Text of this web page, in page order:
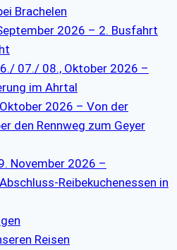
Brachelen
2026 – 2. Busfahrt
07./ 08., Oktober 2026 –
im Ahrtal
2026 – Von der
den Rennweg zum Geyer
November 2026 –
Reibekuchenessen in
Reisen